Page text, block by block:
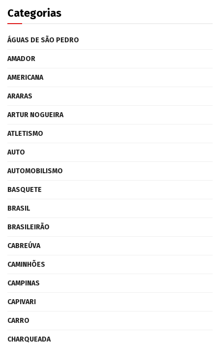
Categorias
ÁGUAS DE SÃO PEDRO
AMADOR
AMERICANA
ARARAS
ARTUR NOGUEIRA
ATLETISMO
AUTO
AUTOMOBILISMO
BASQUETE
BRASIL
BRASILEIRÃO
CABREÚVA
CAMINHÕES
CAMPINAS
CAPIVARI
CARRO
CHARQUEADA